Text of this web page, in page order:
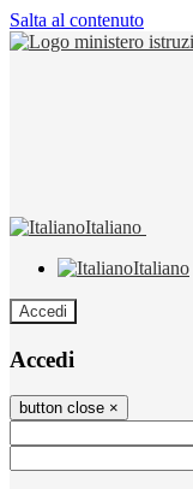
Salta al contenuto
Italiano
Italiano
Accedi
Accedi
button close ×